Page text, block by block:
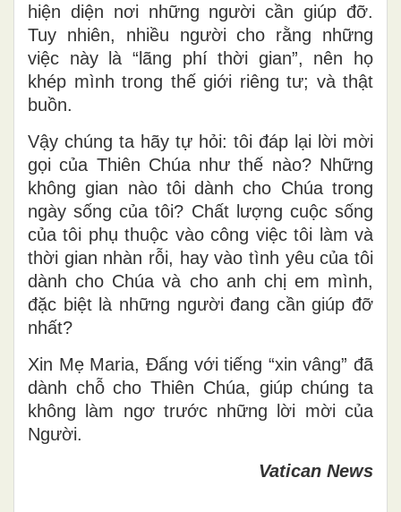
hiện diện nơi những người cần giúp đỡ.
Tuy nhiên, nhiều người cho rằng những
việc này là “lãng phí thời gian”, nên họ
khép mình trong thế giới riêng tư; và thật
buồn.
Vậy chúng ta hãy tự hỏi: tôi đáp lại lời mời
gọi của Thiên Chúa như thế nào? Những
không gian nào tôi dành cho Chúa trong
ngày sống của tôi? Chất lượng cuộc sống
của tôi phụ thuộc vào công việc tôi làm và
thời gian nhàn rỗi, hay vào tình yêu của tôi
dành cho Chúa và cho anh chị em mình,
đặc biệt là những người đang cần giúp đỡ
nhất?
Xin Mẹ Maria, Đấng với tiếng “xin vâng” đã
dành chỗ cho Thiên Chúa, giúp chúng ta
không làm ngơ trước những lời mời của
Người.
Vatican News